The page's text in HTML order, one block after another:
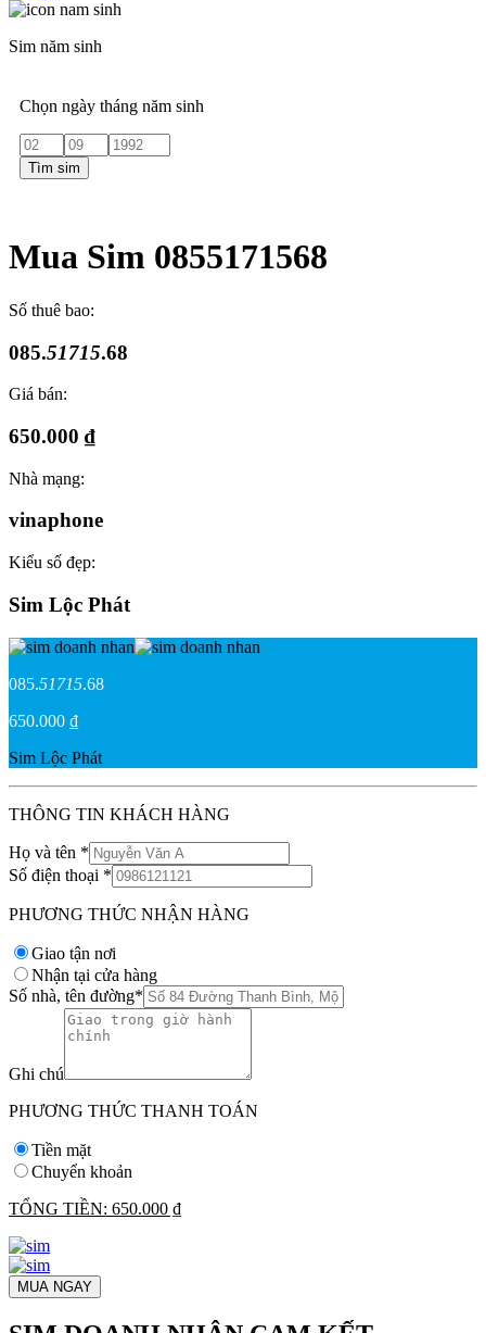
Sim năm sinh
Chọn ngày tháng năm sinh
Tìm sim
Mua Sim 0855171568
Số thuê bao:
085.51715.68
Giá bán:
650.000 ₫
Nhà mạng:
vinaphone
Kiểu số đẹp:
Sim Lộc Phát
085.51715.68
650.000 ₫
Sim Lộc Phát
THÔNG TIN KHÁCH HÀNG
Họ và tên *
Số điện thoại *
PHƯƠNG THỨC NHẬN HÀNG
Giao tận nơi
Nhận tại cửa hàng
Số nhà, tên đường*
Ghi chú
PHƯƠNG THỨC THANH TOÁN
Tiền mặt
Chuyển khoản
TỔNG TIỀN: 650.000 ₫
MUA NGAY